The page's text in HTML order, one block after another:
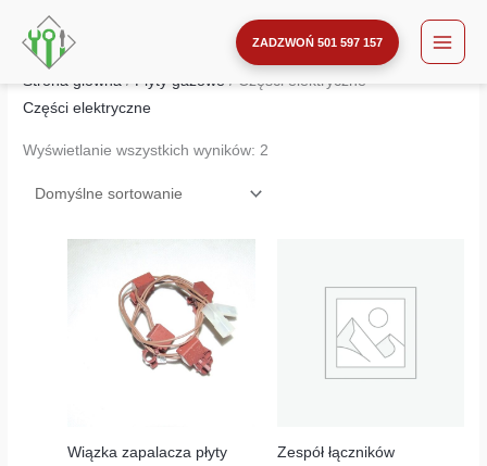
Przejdź
ZADZWOŃ 501 597 157
Strona główna / Płyty gazowe / Części elektryczne
Części elektryczne
Wyświetlanie wszystkich wyników: 2
Wiązka zapalacza płyty
Zespół łączników